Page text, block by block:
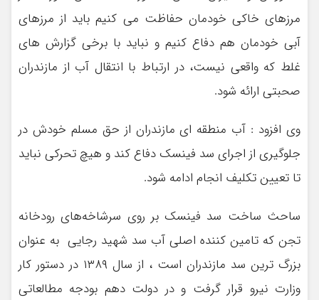
مرزهای خاکی خودمان حفاظت می کنیم باید از مرزهای
آبی خودمان هم دفاع کنیم و نباید با برخی گزارش های
غلط که واقعی نیست، در ارتباط با انتقال آب از مازندران
صحبتی ارائه شود.
وی افزود : آب منطقه ای مازندران از حق مسلم خودش در
جلوگیری از اجرای سد فینسک دفاع کند و هیچ تحرکی نباید
تا تعیین تکلیف انجام ادامه شود.
ساحث ساخت سد فینسک بر روی سرشاخه‌های رودخانه
تجن که تامین کننده اصلی آب سد شهید رجایی به عنوان
بزرگ ترین سد مازندران است ، از سال ۱۳۸۹ در دستور کار
وزارت نیرو قرار گرفت و در دولت دهم بودجه مطالعاتی